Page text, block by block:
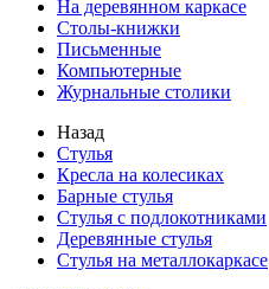
На деревянном каркасе
Столы-книжки
Письменные
Компьютерные
Журнальные столики
Назад
Стулья
Кресла на колесиках
Барные стулья
Стулья с подлокотниками
Деревянные стулья
Стулья на металлокаркасе